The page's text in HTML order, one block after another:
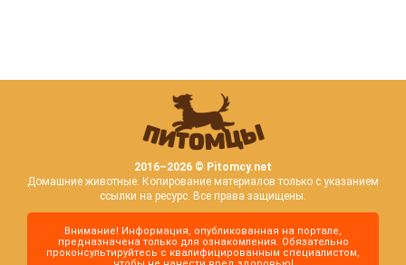
2016–2026 © Pitomcy.net
Домашние животные. Копирование материалов только с указанием
ссылки на ресурс. Все права защищены.
Внимание! Информация, опубликованная на портале,
предназначена только для ознакомления. Обязательно
проконсультируйтесь с квалифицированным специалистом,